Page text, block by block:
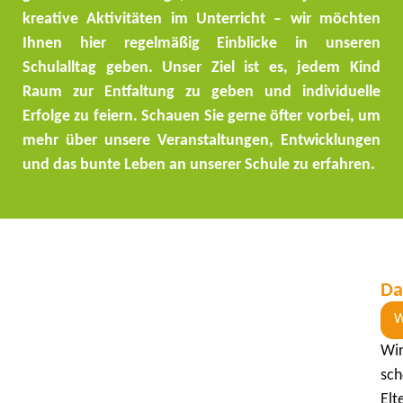
kreative Aktivitäten im Unterricht – wir möchten
Ihnen hier regelmäßig Einblicke in unseren
Schulalltag geben. Unser Ziel ist es, jedem Kind
Raum zur Entfaltung zu geben und individuelle
Erfolge zu feiern. Schauen Sie gerne öfter vorbei, um
mehr über unsere Veranstaltungen, Entwicklungen
und das bunte Leben an unserer Schule zu erfahren.